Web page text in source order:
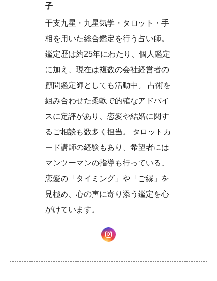
子
干支九星・九星気学・タロット・手
相を用いた総合鑑定を行う占い師。
鑑定歴は約25年にわたり、個人鑑定
に加え、現在は複数の会社経営者の
顧問鑑定師としても活動中。 占術を
組み合わせた柔軟で的確なアドバイ
スに定評があり、恋愛や結婚に関す
るご相談も数多く担当。 タロットカ
ード講師の経験もあり、希望者には
マンツーマンの指導も行っている。
恋愛の「タイミング」や「ご縁」を
見極め、心の声に寄り添う鑑定を心
がけています。